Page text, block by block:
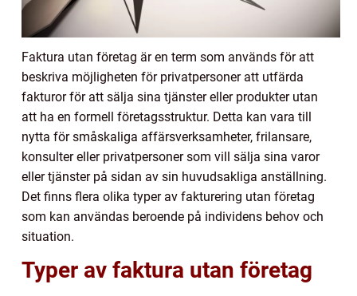
Faktura utan företag är en term som används för att
beskriva möjligheten för privatpersoner att utfärda
fakturor för att sälja sina tjänster eller produkter utan
att ha en formell företagsstruktur. Detta kan vara till
nytta för småskaliga affärsverksamheter, frilansare,
konsulter eller privatpersoner som vill sälja sina varor
eller tjänster på sidan av sin huvudsakliga anställning.
Det finns flera olika typer av fakturering utan företag
som kan användas beroende på individens behov och
situation.
Typer av faktura utan företag